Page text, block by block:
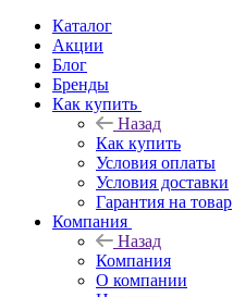
Каталог
Акции
Блог
Бренды
Как купить
Назад
Как купить
Условия оплаты
Условия доставки
Гарантия на товар
Компания
Назад
Компания
О компании